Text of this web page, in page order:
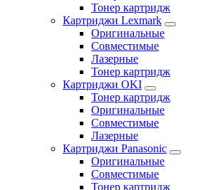
Тонер картридж
Картриджи Lexmark
Оригинальные
Совместимые
Лазерные
Тонер картридж
Картриджи OKI
Тонер картридж
Оригинальные
Совместимые
Лазерные
Картриджи Panasonic
Оригинальные
Совместимые
Тонер картридж